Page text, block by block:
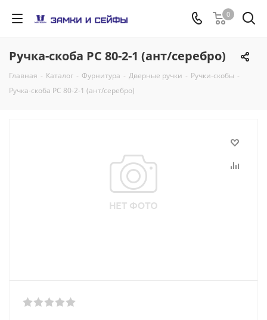
0
Ручка-скоба РС 80-2-1 (ант/серебро)
Главная - Каталог - Фурнитура - Дверные ручки - Ручки-скобы -
Ручка-скоба РС 80-2-1 (ант/серебро)